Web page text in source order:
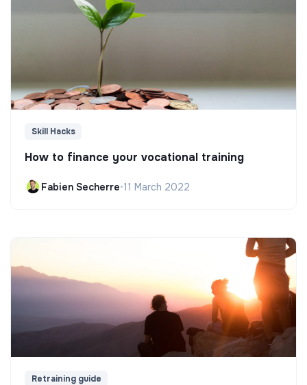
Skill Hacks
How to finance your vocational training
Fabien Secherre•11 March 2022
Retraining guide